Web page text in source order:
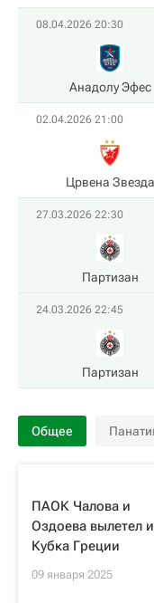
08.04.2026 20:30
Анадолу Эфес
02.04.2026 21:00
Црвена Звезда
27.03.2026 22:30
Партизан
24.03.2026 22:45
Партизан
Общее
ПАОК Чалова и
Оздоева вылетел
Кубка Греции
09 января 2025